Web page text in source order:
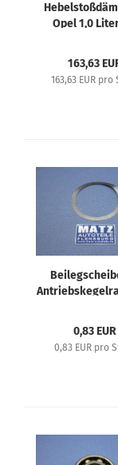
Opel 1,0
Liter, 2 Liter,
1,5 to
163,63
163,63 EUR pro
1,3 L, Olympia
Opel 2 Liter,
0,83 EUR
0,83 EUR pro